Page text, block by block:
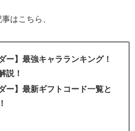
はこちら、
ー】最強キャラランキング！
説！
ー】最新ギフトコード一覧と